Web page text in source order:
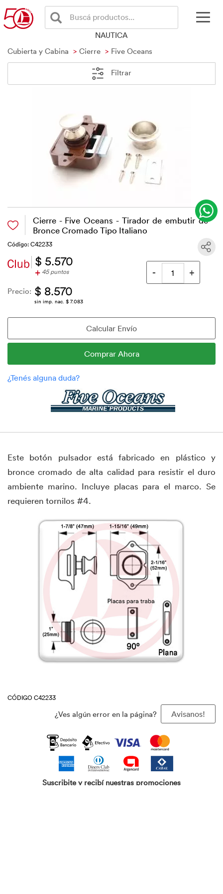
Buscá productos...
NAUTICA
Cubierta y Cabina
Cierre Five Oceans
Filtrar
Cierre - Five Oceans - Tirador de embutir de
Bronce Cromado Tipo Italiano
Código: C42233
$ 5.570
+ 45 puntos
Precio: $ 8.570
sin imp. nac. $ 7.083
Este botón pulsador está fabricado en plástico y
bronce cromado de alta calidad para resistir el duro
ambiente marino. Incluye placas para el marco. Se
requieren tornilos #4.
CÓDIGO C42233
¿Ves algún error en la página? Avisanos!
Suscribite y recibí nuestras promociones